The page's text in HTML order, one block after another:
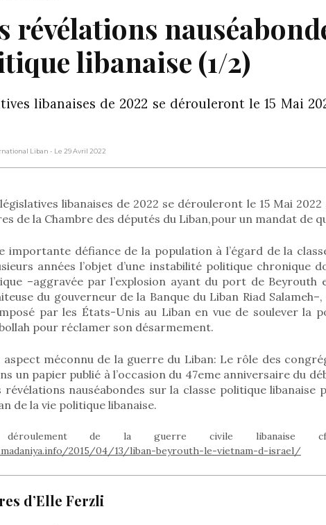
révélations
libanaise (1/2)
libanaises de 2022 se dérouleront le 15 Mai
Liban - Le 29 Avril 2022
libanaises de 2022 se dérouleront le 15 Mai
de la Chambre des députés du Liban,pour un mandat de
importante défiance de la population à l’égard de la
années l’objet d’une instabilité politique chronique
–aggravée par l’explosion ayant du port de Beyrouth
du gouverneur de la Banque du Liban Riad
par les États-Unis au Liban en vue de soulever la
pour réclamer son désarmement.
aspect méconnu de la guerre du Liban: Le rôle des
un papier publié à l’occasion du 47eme anniversaire du
révélations nauséabondes sur la classe politique libanaise
de la vie politique libanaise.
de la guerre civile
2015/04/13/liban-beyrouth-le-vietnam-d-israel/
d’Elle Ferzli